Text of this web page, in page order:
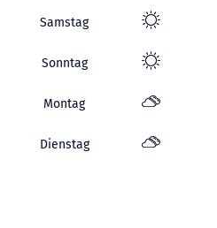
Samstag
Sonntag
Montag
Dienstag